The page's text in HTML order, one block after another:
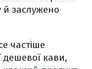
заслужено
частіше
дешевої кави,